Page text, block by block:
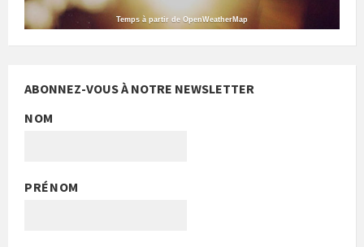
Temps à partir de OpenWeatherMap
ABONNEZ-VOUS À NOTRE NEWSLETTER
NOM
PRÉNOM